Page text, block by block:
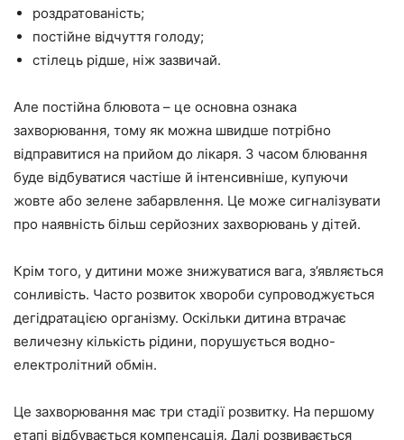
роздратованість;
постійне відчуття голоду;
стілець рідше, ніж зазвичай.
Але постійна блювота – це основна ознака
захворювання, тому як можна швидше потрібно
відправитися на прийом до лікаря. З часом блювання
буде відбуватися частіше й інтенсивніше, купуючи
жовте або зелене забарвлення. Це може сигналізувати
про наявність більш серйозних захворювань у дітей.
Крім того, у дитини може знижуватися вага, з’являється
сонливість. Часто розвиток хвороби супроводжується
дегідратацією організму. Оскільки дитина втрачає
величезну кількість рідини, порушується водно-
електролітний обмін.
Це захворювання має три стадії розвитку. На першому
етапі відбувається компенсація. Далі розвивається